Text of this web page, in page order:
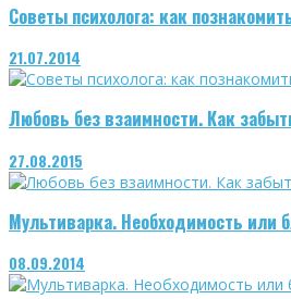
Советы психолога: как
21.07.2014
Любовь без взаимности. Как
27.08.2015
Мультиварка. Необходимость или
08.09.2014